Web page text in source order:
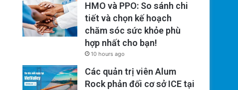
HMO và PPO: So sánh chi
tiết và chọn kế hoạch
chăm sóc sức khỏe phù
hợp nhất cho bạn!
10 hours ago
Các quản trị viên Alum
Rock phản đối cơ sở ICE tại